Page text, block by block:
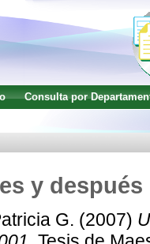
Consulta por
y
G. (2007)